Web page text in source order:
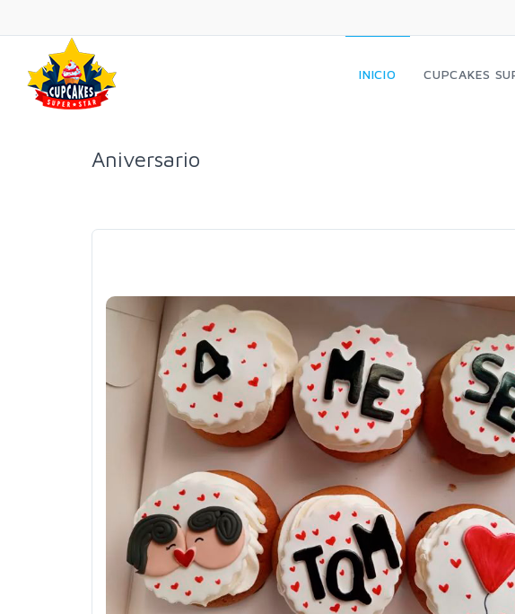
INICIO CUPCAKES
Aniversario